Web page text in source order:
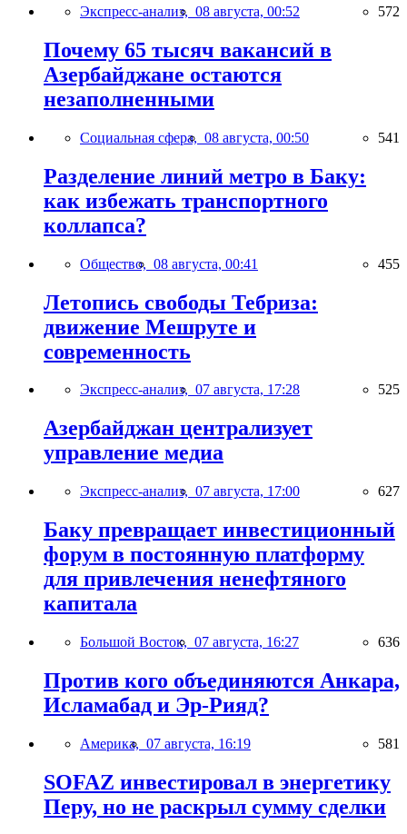
Экспресс-анализ, 08 августа, 00:52 572
Почему 65 тысяч вакансий в
Азербайджане остаются
незаполненными
Социальная сфера, 08 августа, 00:50 541
Разделение линий метро в Баку:
как избежать транспортного
коллапса?
Общество, 08 августа, 00:41 455
Летопись свободы Тебриза:
движение Мешруте и
современность
Экспресс-анализ, 07 августа, 17:28 525
Азербайджан централизует
управление медиа
Экспресс-анализ, 07 августа, 17:00 627
Баку превращает инвестиционный
форум в постоянную платформу
для привлечения ненефтяного
капитала
Большой Восток, 07 августа, 16:27 636
Против кого объединяются Анкара,
Исламабад и Эр-Рияд?
Америка, 07 августа, 16:19 581
SOFAZ инвестировал в энергетику
Перу, но не раскрыл сумму сделки